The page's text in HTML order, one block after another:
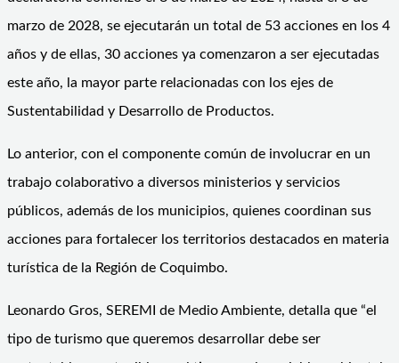
marzo de 2028, se ejecutarán un total de 53 acciones en los 4
años y de ellas, 30 acciones ya comenzaron a ser ejecutadas
este año, la mayor parte relacionadas con los ejes de
Sustentabilidad y Desarrollo de Productos.
Lo anterior, con el componente común de involucrar en un
trabajo colaborativo a diversos ministerios y servicios
públicos, además de los municipios, quienes coordinan sus
acciones para fortalecer los territorios destacados en materia
turística de la Región de Coquimbo.
Leonardo Gros, SEREMI de Medio Ambiente, detalla que “el
tipo de turismo que queremos desarrollar debe ser